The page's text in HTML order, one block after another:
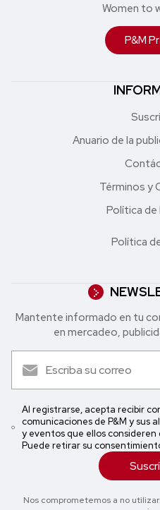
Women to
P&M
Anuario de la
Términos y
Política de
Política
Mantente informado en tu
en mercadeo,
Al registrarse, acepta recibir
comunicaciones de P&M y sus
y eventos que ellos
Puede retirar su
Nos comprometemos a no